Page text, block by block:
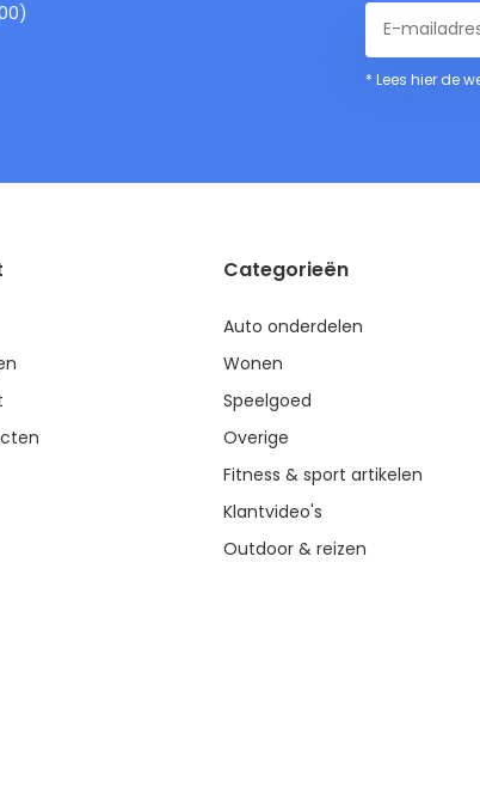
* Lees hier de
Categorieën
Auto onderdelen
Wonen
Speelgoed
Overige
Fitness & sport artikelen
Klantvideo's
Outdoor & reizen